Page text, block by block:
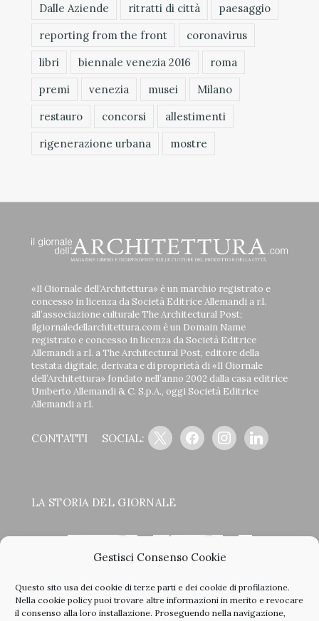
Gestisci Consenso Cookie
Questo sito usa dei cookie di terze parti e dei cookie di profilazione.
Nella cookie policypuoi trovare altre informazioni in merito e revocare
il consenso alla loro installazione. Proseguendo nella navigazione,
Dalle Aziende
ritratti di città
paesaggio
reporting from the front
coronavirus
libri
biennale venezia 2016
roma
premi
venezia musei
Milano
restauro
concorsi
allestimenti
rigenerazione urbana
mostre
«Il Giornale dell’Architettura» è un marchio registrato e
concesso in licenza da Società Editrice Allemandi a r.l.
all’associazione culturale The Architectural Post;
ilgiornaledellarchitettura.com è un Domain Name
registrato e concesso in licenza da Società Editrice
Allemandi a r.l. a The Architectural Post, editore della
testata digitale, derivata e di proprietà di «Il Giornale
dell’Architettura» fondato nell’anno 2002 dalla casa editrice
Umberto Allemandi & C. S.p.A., oggi Società Editrice
Allemandi a r.l.
CONTATTI SOCIAL:
x facebookinstagramlinkedin
LA STORIA DEL GIORNALE
< >